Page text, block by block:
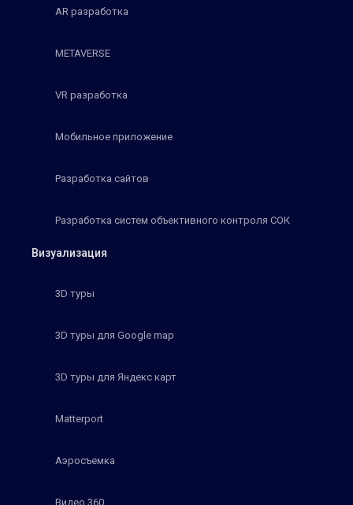
AR разработка
METAVERSE
VR разработка
Мобильное приложение
Разработка сайтов
Разработка систем объективного контроля СОК
Визуализация
3D туры
3D туры для Google map
3D туры для Яндекс карт
Matterport
Аэросъемка
Видео 360